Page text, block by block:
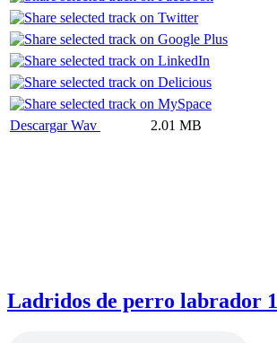
Descargar Wav 2.01 MB
Ladridos de perro labrador 1